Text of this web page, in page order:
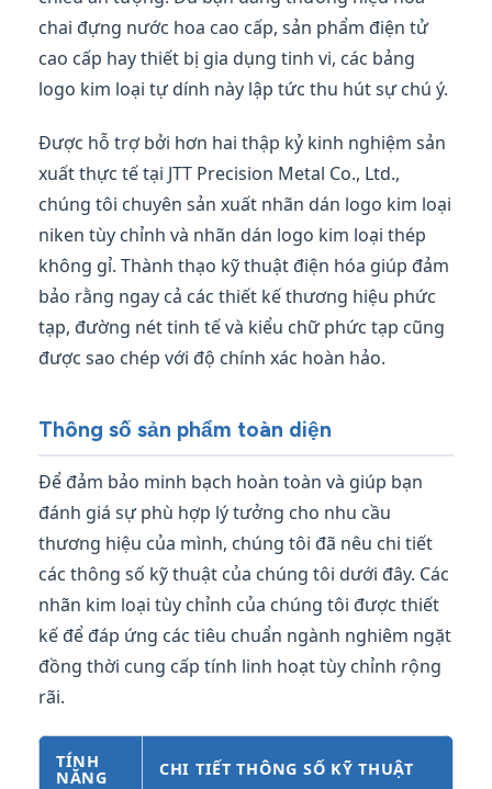
chai đựng nước hoa cao cấp, sản phẩm điện tử
cao cấp hay thiết bị gia dụng tinh vi, các bảng
logo kim loại tự dính này lập tức thu hút sự chú ý.
Được hỗ trợ bởi hơn hai thập kỷ kinh nghiệm sản
xuất thực tế tại JTT Precision Metal Co., Ltd.,
chúng tôi chuyên sản xuất nhãn dán logo kim loại
niken tùy chỉnh và nhãn dán logo kim loại thép
không gỉ. Thành thạo kỹ thuật điện hóa giúp đảm
bảo rằng ngay cả các thiết kế thương hiệu phức
tạp, đường nét tinh tế và kiểu chữ phức tạp cũng
được sao chép với độ chính xác hoàn hảo.
Thông số sản phẩm toàn diện
Để đảm bảo minh bạch hoàn toàn và giúp bạn
đánh giá sự phù hợp lý tưởng cho nhu cầu
thương hiệu của mình, chúng tôi đã nêu chi tiết
các thông số kỹ thuật của chúng tôi dưới đây. Các
nhãn kim loại tùy chỉnh của chúng tôi được thiết
kế để đáp ứng các tiêu chuẩn ngành nghiêm ngặt
đồng thời cung cấp tính linh hoạt tùy chỉnh rộng
rãi.
TÍNH
NĂNG CHI TIẾT THÔNG SỐ KỸ THUẬT